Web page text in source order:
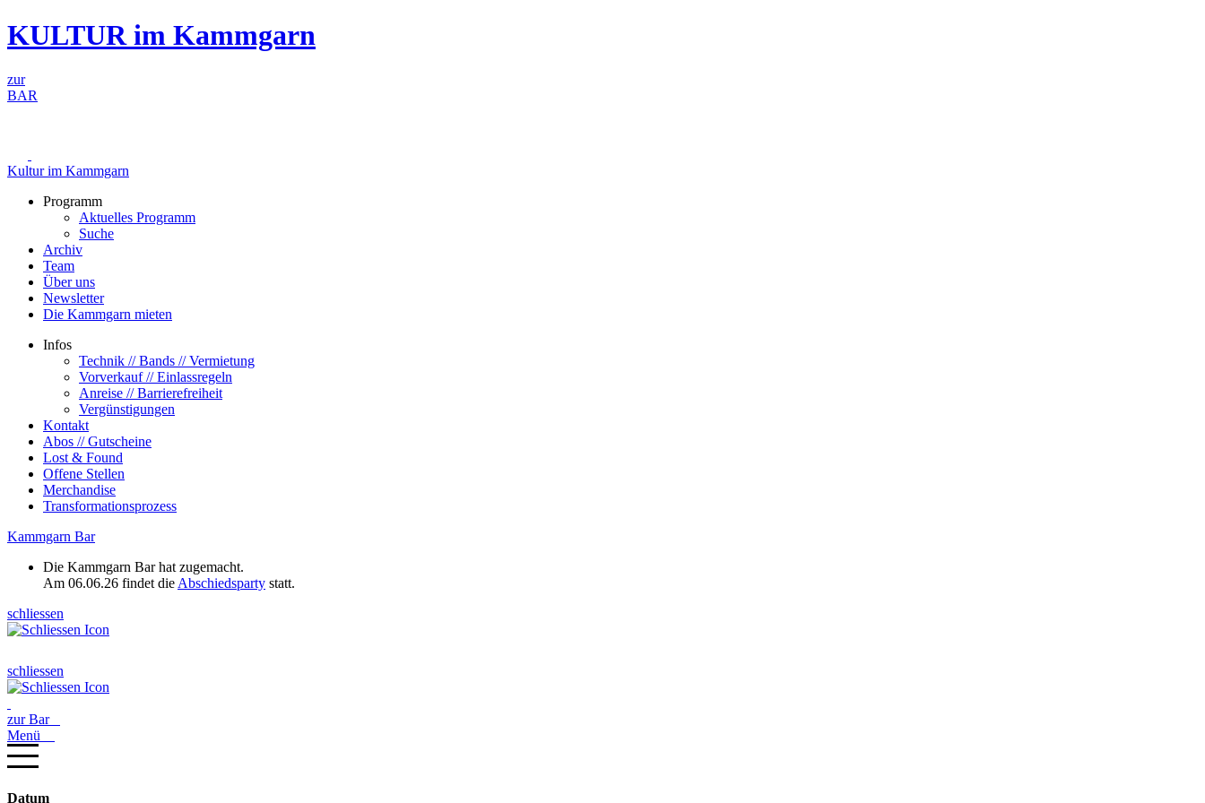
Zum
Inhalt
KULTUR im Kammgarn
zur
BAR
Kultur im Kammgarn
Programm
Aktuelles Programm
Suche
Archiv
Team
Über uns
Newsletter
Die Kammgarn mieten
Infos
Technik // Bands // Vermietung
Vorverkauf // Einlassregeln
Anreise // Barrierefreiheit
Vergünstigungen
Kontakt
Abos // Gutscheine
Lost & Found
Offene Stellen
Merchandise
Transformationsprozess
Kammgarn Bar
Die Kammgarn Bar hat zugemacht.
Am 06.06.26 findet die Abschiedsparty statt.
schliessen
schliessen
zur Bar
Menü
Datum